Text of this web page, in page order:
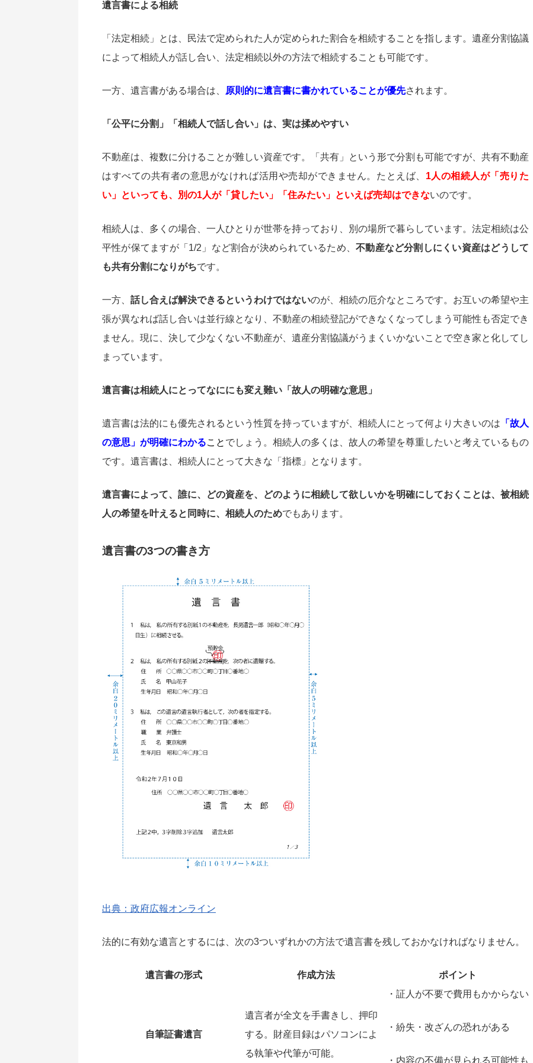
遺言書による相続
「法定相続」とは、民法で定められた人が定められた割合を相続することを指します。遺産分割協議
によって相続人が話し合い、法定相続以外の方法で相続することも可能です。
一方、遺言書がある場合は、 原則的に遺言書に書かれていることが優先されます。
「公平に分割」「相続人で話し合い」は、実は揉めやすい
不動産は、複数に分けることが難しい資産です。「共有」という形で分割も可能ですが、共有不動産
はすべての共有者の意思がなければ活用や売却ができません。たとえば、 1人の相続人が「売りた
い」といっても、別の1人が「貸したい」「住みたい」といえば売却はできないのです。
相続人は、多くの場合、一人ひとりが世帯を持っており、別の場所で暮らしています。法定相続は公
平性が保てますが「1/2」など割合が決められているため、不動産など分割しにくい資産はどうして
も共有分割になりがちです。
一方、 話し合えば解決できるというわけではないのが、相続の厄介なところです。お互いの希望や主
張が異なれば話し合いは並行線となり、不動産の相続登記ができなくなってしまう可能性も否定でき
ません。現に、決して少なくない不動産が、遺産分割協議がうまくいかないことで空き家と化してし
まっています。
遺言書は相続人にとってなににも変え難い「故人の明確な意思」
遺言書は法的にも優先されるという性質を持っていますが、相続人にとって何より大きいのは 「故人
の意思」が明確にわかること でしょう。相続人の多くは、故人の希望を尊重したいと考えているもの
です。遺言書は、相続人にとって大きな「指標」となります。
遺言書によって、誰に、どの資産を、どのように相続して欲しいかを明確にしておくことは、被相続
人の希望を叶えると同時に、相続人のためでもあります。
遺言書の3つの書き方
出典：政府広報オンライン
法的に有効な遺言とするには、次の3ついずれかの方法で遺言書を残しておかなければなりません。
遺言書の形式 作成方法 ポイント
自筆証書遺言
遺言者が全文を手書きし、押印
する。財産目録はパソコンによ
る執筆や代筆が可能。
・証人が不要で費用もかからない
・紛失・改ざんの恐れがある
・内容の不備が見られる可能性も